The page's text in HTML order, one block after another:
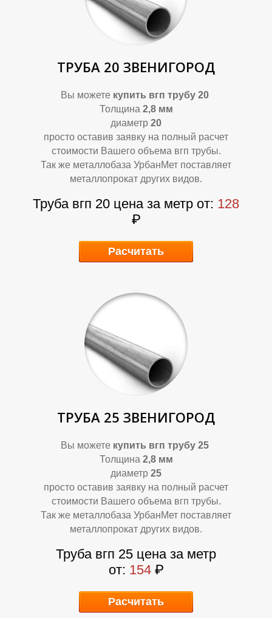
Л
О
ТРУБА 20 ЗВЕНИГОРОД
Вы можете купить вгп трубу 20
Толщина 2,8 мм
диаметр 20
просто оставив заявку на полный расчет
стоимости Вашего объема вгп трубы.
Так же металлобаза УрбанМет поставляет
металлопрокат других видов.
Труба вгп 20 цена за метр от: 128
₽
Расчитать
ТРУБА 25 ЗВЕНИГОРОД
Вы можете купить вгп трубу 25
Толщина 2,8 мм
диаметр 25
просто оставив заявку на полный расчет
стоимости Вашего объема вгп трубы.
Так же металлобаза УрбанМет поставляет
металлопрокат других видов.
Труба вгп 25 цена за метр
от: 154 ₽
Расчитать
Л
О